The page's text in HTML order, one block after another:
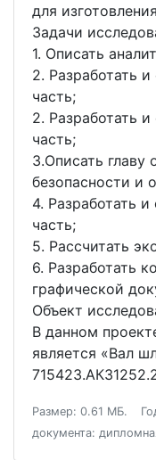
для
Задачи
1. Описать
2. Разработать
часть;
2. Разработать
часть;
3.Описать главу
безопасности
4. Разработать
часть;
5. Рассчитать
6. Разработать
графической
Объект
В данном
является «Вал
Размер: 0.61 МБ.
документа: